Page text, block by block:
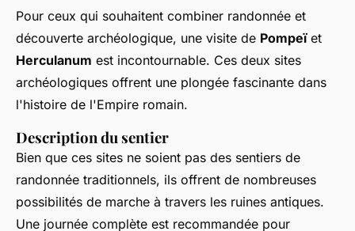
Pour ceux qui souhaitent combiner randonnée et
découverte archéologique, une visite de Pompeïet
Herculanum est incontournable. Ces deux sites
archéologiques offrent une plongée fascinante dans
l'histoire de l'Empire romain.
Description du sentier
Bien que ces sites ne soient pas des sentiers de
randonnée traditionnels, ils offrent de nombreuses
possibilités de marche à travers les ruines antiques.
Une journée complète est recommandée pour